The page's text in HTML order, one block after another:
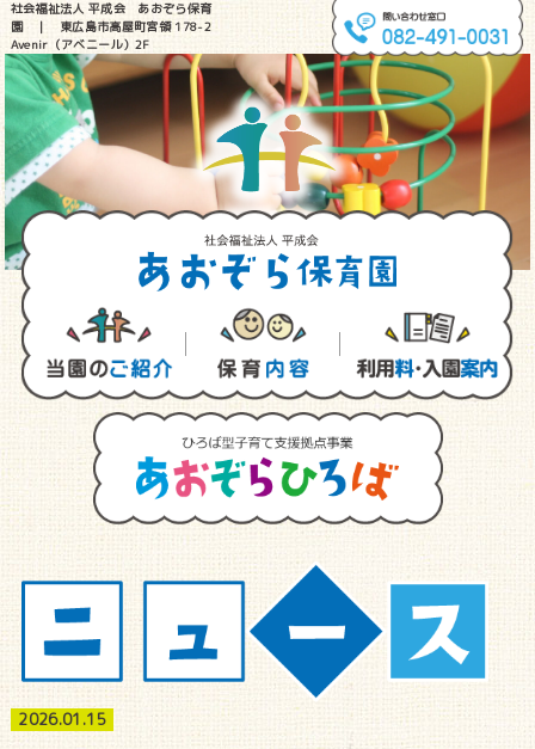
社会福祉法人 平成会 あおぞら保育
園 ｜ 東広島市高屋町宮領 178-2
Avenir（アベニール）2F
2026.01.15